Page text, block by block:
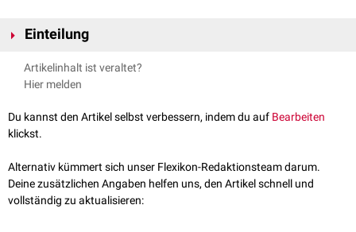
Einteilung
Man unterscheidet obligate
Obligate Lebertoxine
Obligate Lebertoxine schädigen dieLeber jedes Individuums
dosisabhängig immer auf die gleiche Weise. Zu den obligaten Lebergiften
Arsenund die Gifte desKnollenblätterpilzesgezählt. Bei ausreichend
langer Exposition und hoher Dosierung können auch Ethanolund
bestimmte Medikamente wie
Artikelinhalt ist veraltet?
Hier melden
Du kannst den Artikel selbst verbessern, indem du auf Bearbeiten
klickst.
Alternativ kümmert sich unser Flexikon-Redaktionsteam darum.
Deine zusätzlichen Angaben helfen uns, den Artikel schnell und
vollständig zu aktualisieren: